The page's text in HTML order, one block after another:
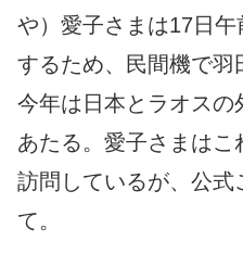
や）愛子さまは17日
するため、民間機で羽
今年は日本とラオスの
あたる。愛子さまは
訪問しているが、公式
て。